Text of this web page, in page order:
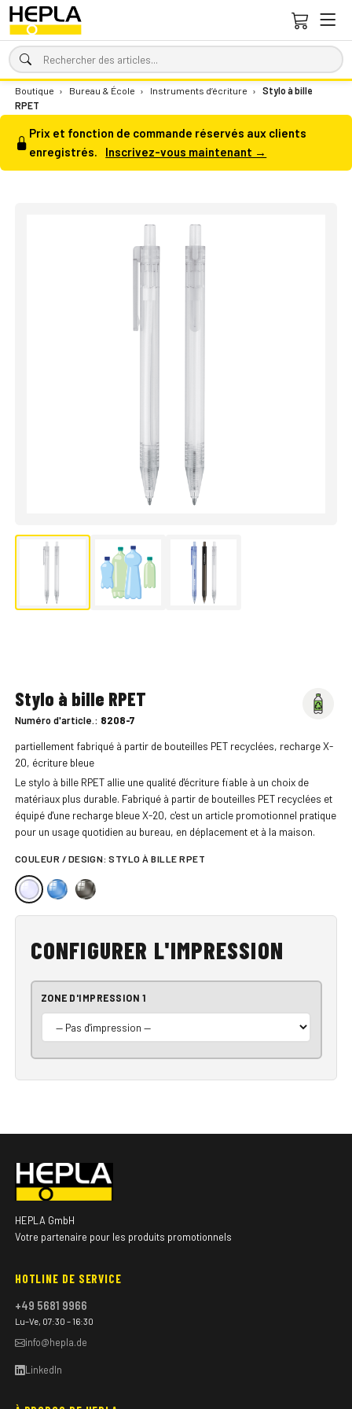
Boutique › Bureau & École › Instruments d’écriture ›
Stylo à bille
RPET
Prix et fonction de commande réservés aux clients
enregistrés.
Inscrivez-vous maintenant →
Stylo à bille RPET
Numéro d'article.: 8208-7
partiellement fabriqué à partir de bouteilles PET recyclées, recharge X-
20, écriture bleue
Le stylo à bille RPET allie une qualité d'écriture fiable à un choix de
matériaux plus durable. Fabriqué à partir de bouteilles PET recyclées et
équipé d'une recharge bleue X-20, c'est un article promotionnel pratique
pour un usage quotidien au bureau, en déplacement et à la maison.
COULEUR / DESIGN:STYLO À BILLE RPET
CONFIGURER L'IMPRESSION
ZONE D'IMPRESSION 1
HEPLA GmbH
Votre partenaire pour les produits promotionnels
HOTLINE DE SERVICE
+49 5681 9966
Lu–Ve, 07:30 – 16:30
info@hepla.de
LinkedIn